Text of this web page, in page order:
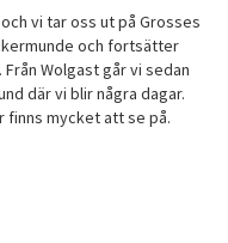
vi tar oss ut på Grosses
och fortsätter
Wolgast går vi sedan
där vi blir några dagar.
finns mycket att se på.